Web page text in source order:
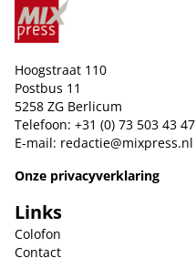
Hoogstraat 110
Postbus 11
5258 ZG Berlicum
Telefoon: +31 (0) 73 503 43 47
E-mail: redactie@mixpress.nl
Onze privacyverklaring
Links
Colofon
Contact